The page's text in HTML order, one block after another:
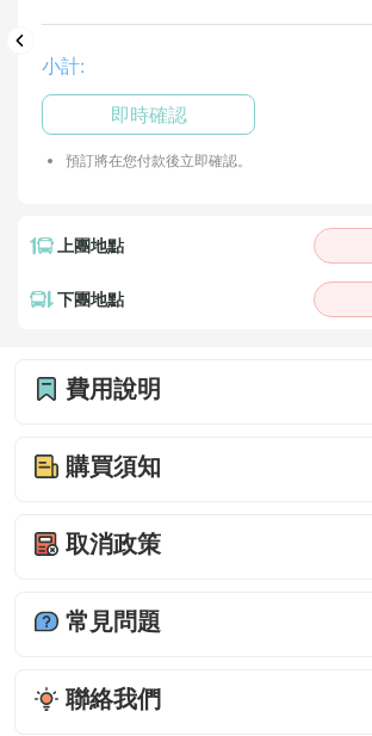
小計:
即時確認
預訂將在您付款後立即確認。
上團地點
下團地點
費用說明
購買須知
取消政策
常見問題
聯絡我們